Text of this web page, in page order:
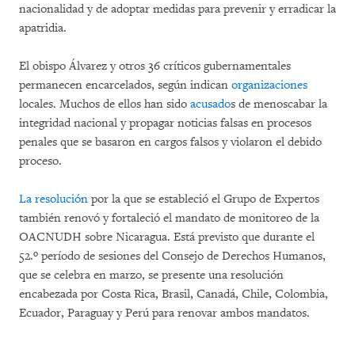
nacionalidad y de adoptar medidas para prevenir y erradicar la
apatridia.
El obispo Álvarez y otros 36 críticos gubernamentales
permanecen encarcelados, según indican organizaciones
locales. Muchos de ellos han sido acusados de menoscabar la
integridad nacional y propagar noticias falsas en procesos
penales que se basaron en cargos falsos y violaron el debido
proceso.
La resolución por la que se estableció el Grupo de Expertos
también renovó y fortaleció el mandato de monitoreo de la
OACNUDH sobre Nicaragua. Está previsto que durante el
52.º período de sesiones del Consejo de Derechos Humanos,
que se celebra en marzo, se presente una resolución
encabezada por Costa Rica, Brasil, Canadá, Chile, Colombia,
Ecuador, Paraguay y Perú para renovar ambos mandatos.